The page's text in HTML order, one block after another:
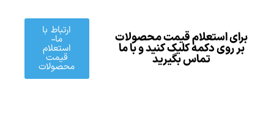
برای استعلام قیمت محصولات
بر روی دکمه کلیک کنید و با ما
تماس بگیرید
ارتباط با
ما-
استعلام
قیمت
محصولات